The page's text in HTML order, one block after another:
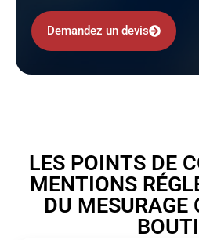
Demandez un devis
LES POINTS DE
MENTIONS
DU MESURAGE